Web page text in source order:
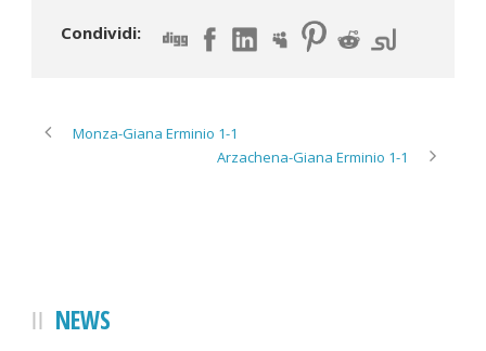
Condividi:
Monza-Giana Erminio 1-1
Arzachena-Giana Erminio 1-1
NEWS